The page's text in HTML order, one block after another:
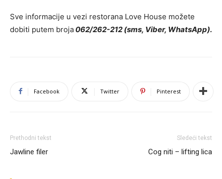
Sve informacije u vezi restorana Love House možete
dobiti putem broja062/262-212 (sms, Viber, WhatsApp).
Facebook Twitter Pinterest
Prethodni tekst
Jawline filer
Sledeći tekst
Cog niti – lifting lica